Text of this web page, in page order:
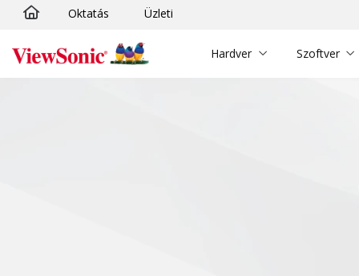
Ugrás a fő tartalomra
Oktatás Üzleti
Hardver Szoftver